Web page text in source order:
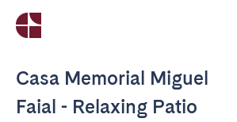
Casa Memorial Miguel
Faial - Relaxing Patio